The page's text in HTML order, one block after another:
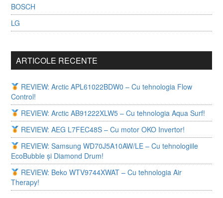
BOSCH
LG
ARTICOLE RECENTE
REVIEW: Arctic APL61022BDW0 – Cu tehnologia Flow
Control!
REVIEW: Arctic AB91222XLW5 – Cu tehnologia Aqua Surf!
REVIEW: AEG L7FEC48S – Cu motor OKO Invertor!
REVIEW: Samsung WD70J5A10AW/LE – Cu tehnologiile
EcoBubble și Diamond Drum!
REVIEW: Beko WTV9744XWAT – Cu tehnologia Air
Therapy!